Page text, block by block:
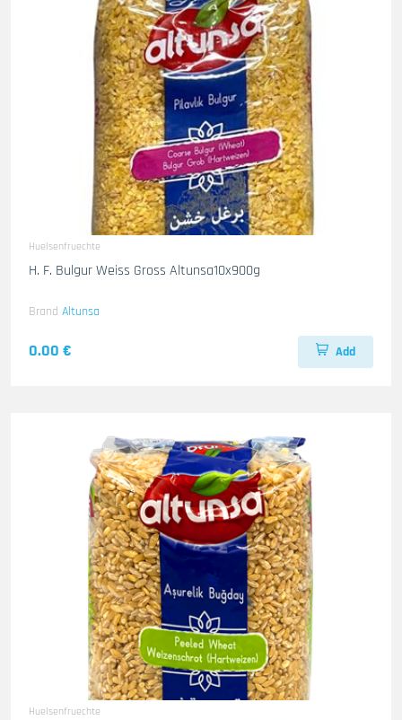
Huelsenfruechte
H. F. Bulgur Weiss Gross Altunsa10x900g
Brand Altunsa
0.00 € Add
Huelsenfruechte